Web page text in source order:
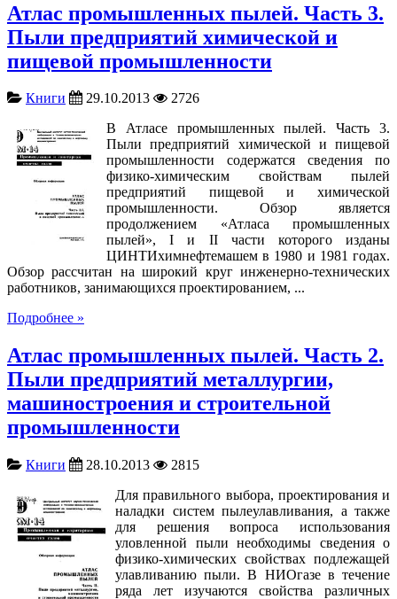
Атлас промышленных пылей. Часть 3.
Пыли предприятий химической и
пищевой промышленности
Книги 29.10.2013
2726
В Атласе промышленных пылей. Часть 3.
Пыли предприятий химической и пищевой
промышленности содержатся сведения по
физико-химическим свойствам пылей
предприятий пищевой и химической
промышленности. Обзор является
продолжением «Атласа промышленных
пылей», I и II части которого изданы
ЦИНТИхимнефтемашем в 1980 и 1981 годах.
Обзор рассчитан на широкий круг инженерно-технических
работников, занимающихся проектированием, ...
Подробнее »
Атлас промышленных пылей. Часть 2.
Пыли предприятий металлургии,
машиностроения и строительной
промышленности
Книги 28.10.2013
2815
Для правильного выбора, проектирования и
наладки систем пылеулавливания, а также
для решения вопроса использования
уловленной пыли необходимы сведения о
физико-химических свойствах подлежащей
улавливанию пыли. В НИОгазе в течение
ряда лет изучаются свойства различных